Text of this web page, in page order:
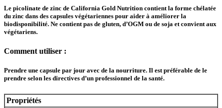
Le picolinate de zinc de California Gold Nutrition contient la forme chélatée
du zinc dans des capsules végétariennes pour aider à améliorer la
biodisponibilité. Ne contient pas de gluten, d’OGM ou de soja et convient aux
végétariens.
Comment utiliser :
Prendre une capsule par jour avec de la nourriture. Il est préférable de le
prendre selon les directives d’un professionnel de la santé.
Propriétés